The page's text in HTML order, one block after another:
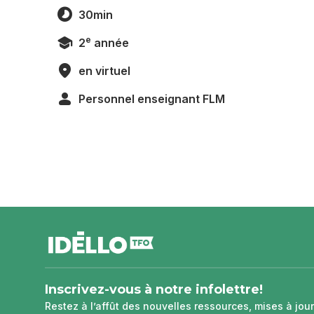
30min
2e année
en virtuel
Personnel enseignant FLM
pageInscrivez-vous à notre infolettre!
Restez à l’affût des nouvelles ressources, mises à jour